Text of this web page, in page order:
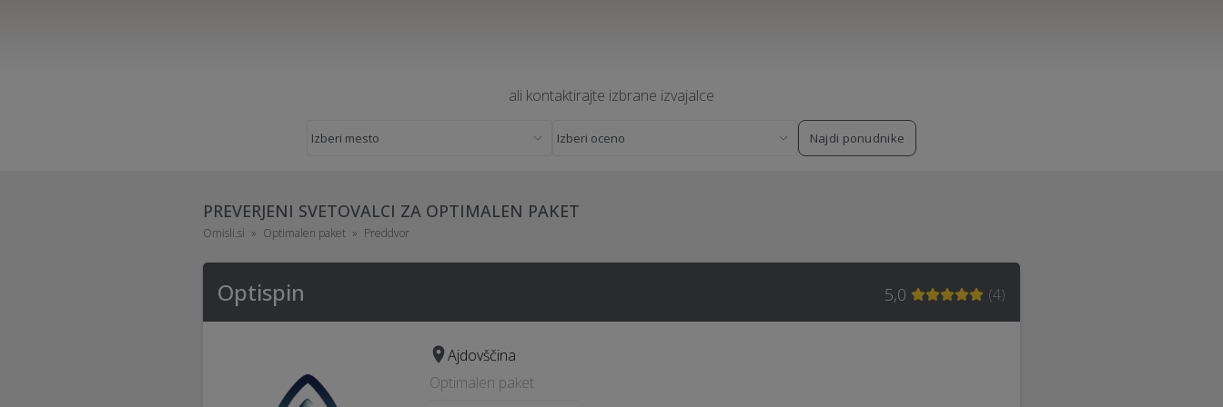
ali kontaktirajte izbrane izvajalce
Najdi ponudnike
PREVERJENI SVETOVALCI ZA OPTIMALEN PAKET
Omisli.si Optimalen paket Preddvor
Optispin 5,0 (4)
Ajdovščina
Optimalen paket